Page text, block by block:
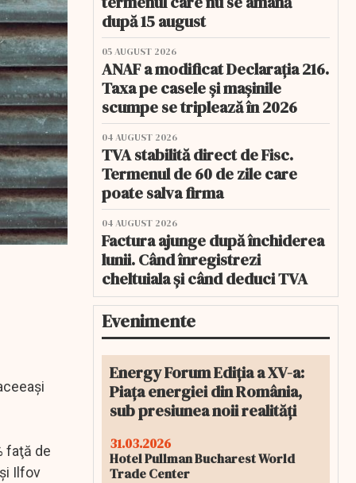
faţă de
Ilfov
după 15 august
05 AUGUST 2026
ANAF a modificat Declarația 216.
Taxa pe casele și mașinile
scumpe se triplează în 2026
04 AUGUST 2026
TVA stabilită direct de Fisc.
Termenul de 60 de zile care
poate salva firma
04 AUGUST 2026
Factura ajunge după închiderea
lunii. Când înregistrezi
cheltuiala și când deduci TVA
Evenimente
Energy Forum Ediția a XV-a:
Piața energiei din România,
sub presiunea noii realități
31.03.2026
Hotel Pullman Bucharest World
Trade Center